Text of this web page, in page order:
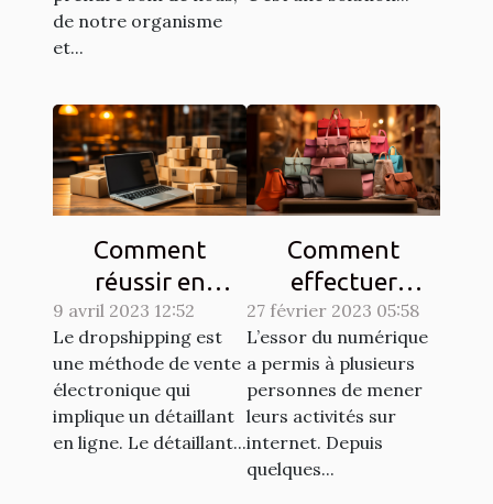
de notre organisme
et...
Comment
réussir en
dropshipping ?
9 avril 2023 12:52
Le dropshipping est
une méthode de vente
électronique qui
implique un détaillant
en ligne. Le détaillant...
Comment
effectuer
efficacement
des achats en
ligne ?
27 février 2023 05:58
L’essor du numérique
a permis à plusieurs
personnes de mener
leurs activités sur
internet. Depuis
quelques...